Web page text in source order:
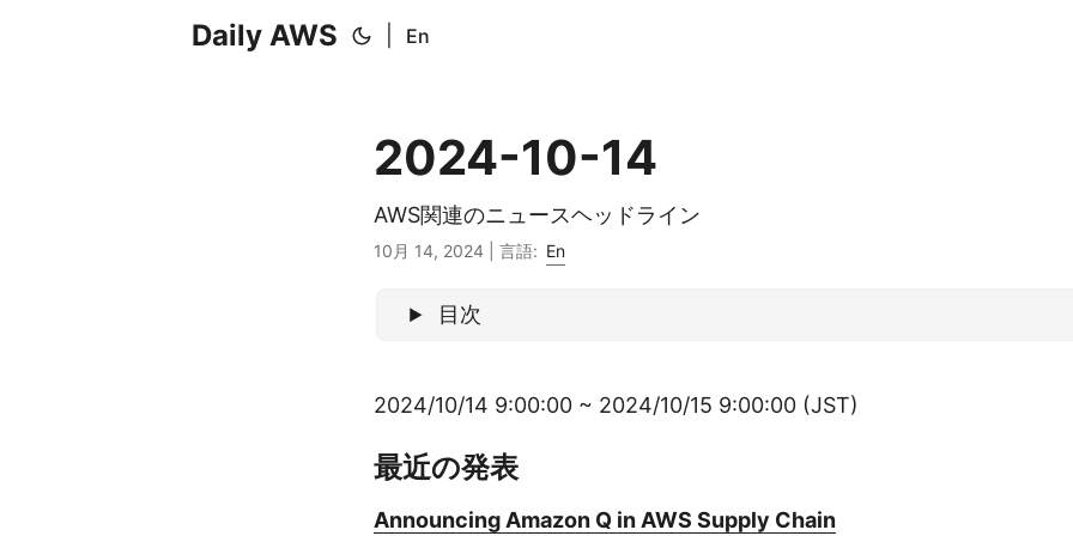
Daily AWS En
2024-10-14
AWS関連のニュースヘッドライン
10月 14, 2024 言語: En
目次
2024/10/14 9:00:00 ~ 2024/10/15 9:00:00 (JST)
最近の発表
Announcing Amazon Q in AWS Supply Chain